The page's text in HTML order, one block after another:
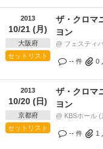
2013
10/21 (月)
大阪府
セットリスト
ザ・クロマ
ヨン
@ フェスティ
-- 件 0
2013
10/20 (日)
京都府
セットリスト
ザ・クロマ
ヨン
@ KBSホール
-- 件 1